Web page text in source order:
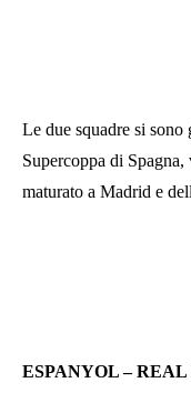
Le due squadre si
Supercoppa di
maturato a Madrid e
ESPANYOL –